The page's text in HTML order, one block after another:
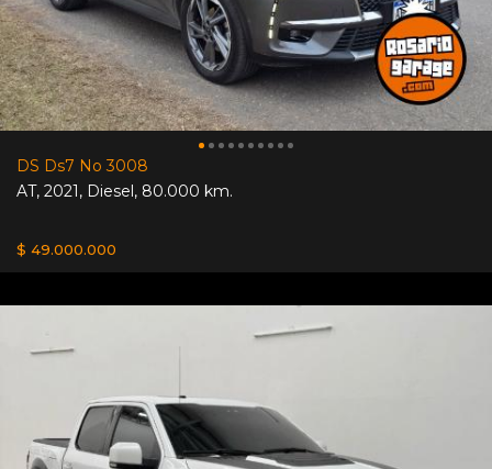
DS Ds7 No 3008
AT, 2021, Diesel, 80.000 km.
$ 49.000.000